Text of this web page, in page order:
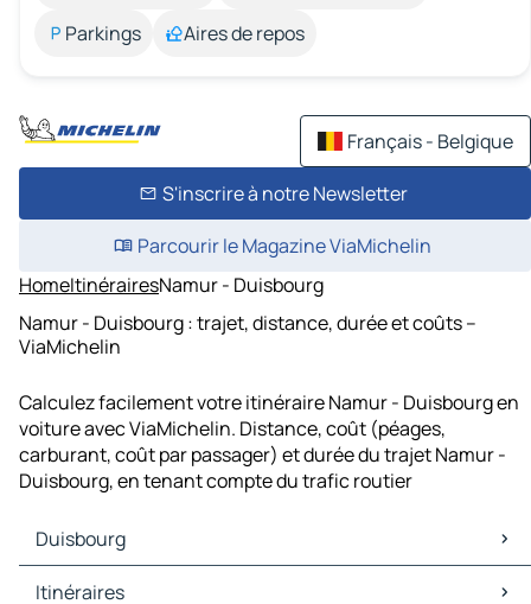
Parkings
Aires de repos
Français - Belgique
S'inscrire à notre Newsletter
Parcourir le Magazine ViaMichelin
HomeItinérairesNamur - Duisbourg
Namur - Duisbourg : trajet, distance, durée et coûts –
ViaMichelin
Calculez facilement votre itinéraire Namur - Duisbourg en
voiture avec ViaMichelin. Distance, coût (péages,
carburant, coût par passager) et durée du trajet Namur -
Duisbourg, en tenant compte du trafic routier
Duisbourg
Duisbourg Cartes et plans
Itinéraires